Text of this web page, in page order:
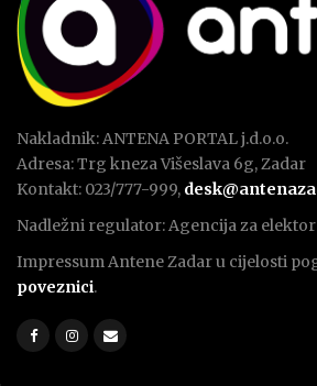
Nakladnik: ANTENA PORTAL j.d.o.o.
Adresa: Trg kneza Višeslava 6g, Zadar
Kontakt: 023/777-999,
Nadležni regulator: Agencija za
Impressum Antene Zadar u cijelosti
poveznici.